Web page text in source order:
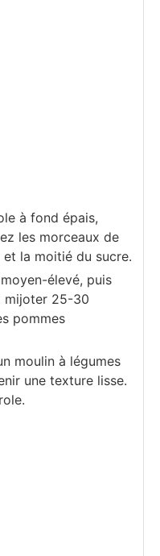
à fond épais,
les morceaux de
la moitié du sucre.
élevé, puis
mijoter 25-30
pommes
moulin à légumes
une texture lisse.